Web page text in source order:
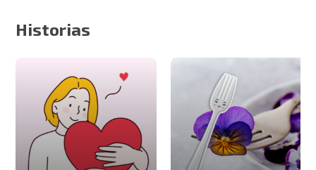
Historias